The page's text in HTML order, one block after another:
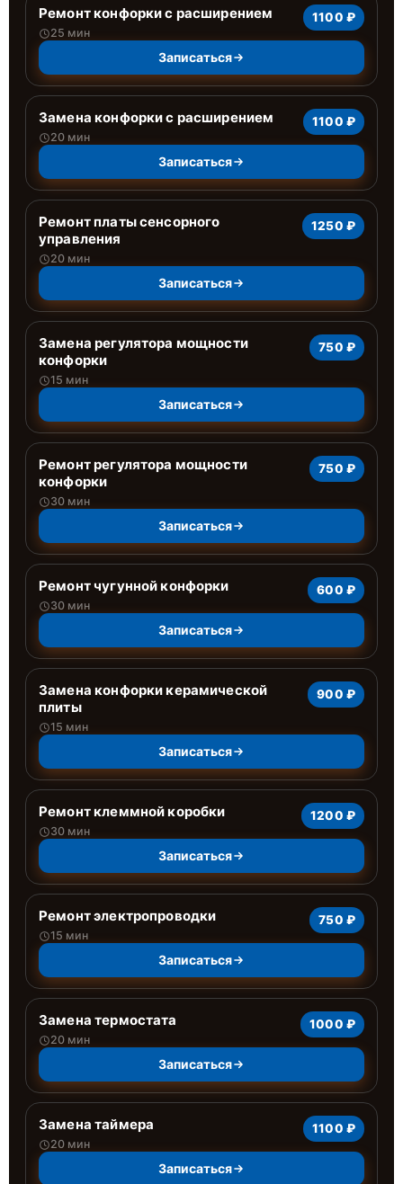
Ремонт конфорки с расширением
25 мин
1100 ₽
Записаться
Замена конфорки с расширением
20 мин
1100 ₽
Записаться
Ремонт платы сенсорного
управления
20 мин
1250 ₽
Записаться
Замена регулятора мощности
конфорки
15 мин
750 ₽
Записаться
Ремонт регулятора мощности
конфорки
30 мин
750 ₽
Записаться
Ремонт чугунной конфорки
30 мин
600 ₽
Записаться
Замена конфорки керамической
плиты
15 мин
900 ₽
Записаться
Ремонт клеммной коробки
30 мин
1200 ₽
Записаться
Ремонт электропроводки
15 мин
750 ₽
Записаться
Замена термостата
20 мин
1000 ₽
Записаться
Замена таймера
20 мин
1100 ₽
Записаться